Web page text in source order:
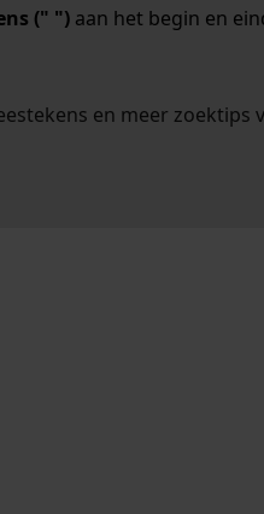
(" ")aan het begin en
en meer zoektips